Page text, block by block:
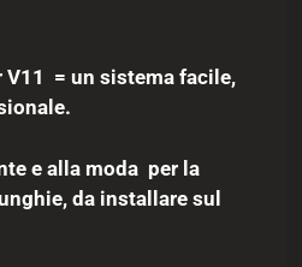
V11 = un sistema facile,
e alla moda per la
da installare sul